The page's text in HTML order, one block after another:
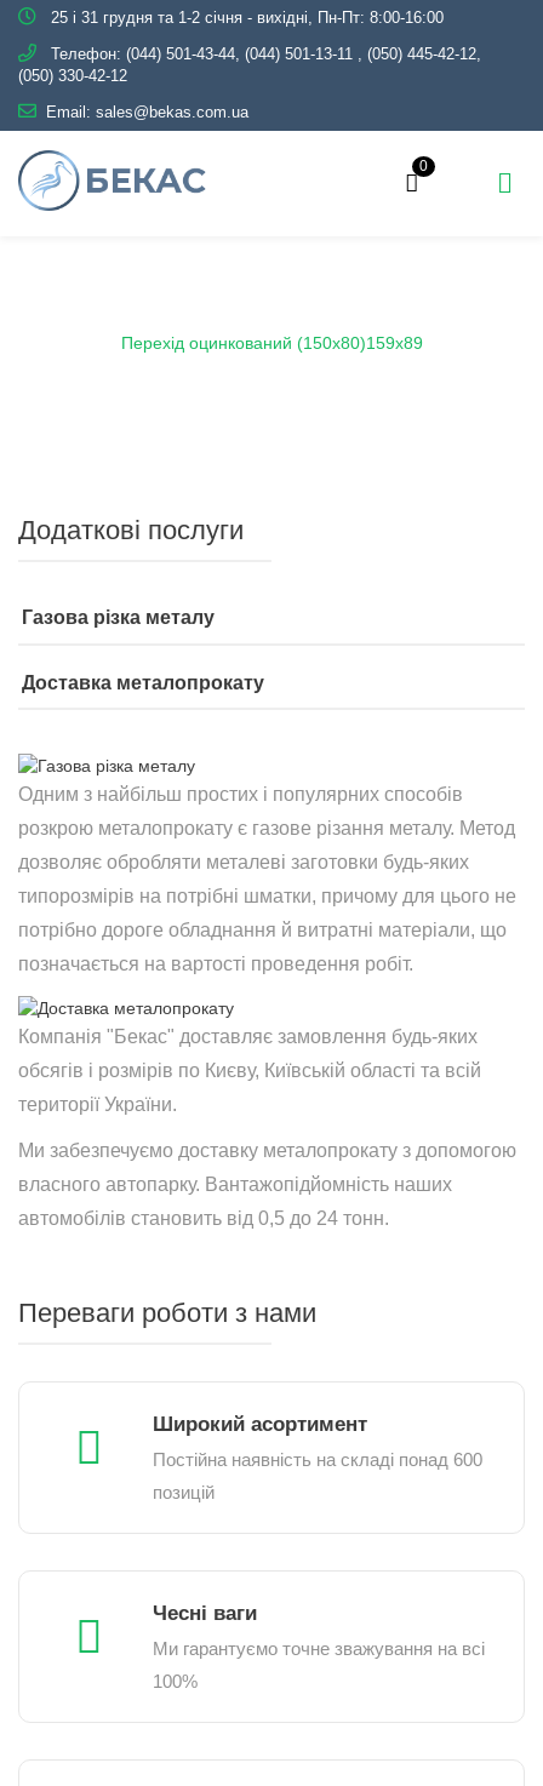
25 і 31 грудня та 1-2 січня - вихідні, Пн-Пт: 8:00-16:00
Телефон: (044) 501-43-44, (044) 501-13-11 , (050) 445-42-12,
(050) 330-42-12
Email: sales@bekas.com.ua
0
Перехід оцинкований (150х80)159х89
Додаткові послуги
Газова різка металу
Доставка металопрокату
Одним з найбільш простих і популярних способів
розкрою металопрокату є газове різання металу. Метод
дозволяє обробляти металеві заготовки будь-яких
типорозмірів на потрібні шматки, причому для цього не
потрібно дороге обладнання й витратні матеріали, що
позначається на вартості проведення робіт.
Компанія "Бекас" доставляє замовлення будь-яких
обсягів і розмірів по Києву, Київській області та всій
території України.
Ми забезпечуємо доставку металопрокату з допомогою
власного автопарку. Вантажопідйомність наших
автомобілів становить від 0,5 до 24 тонн.
Переваги роботи з нами
Широкий асортимент
Постійна наявність на складі понад 600
позицій
Чесні ваги
Ми гарантуємо точне зважування на всі
100%